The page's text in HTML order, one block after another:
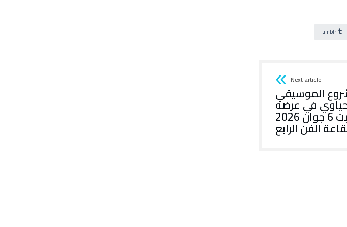
Tumblr
Next article
الموسيقي
في عرضه
ما قبل الأول السبت 6 جوان 2026
الفن الرابع